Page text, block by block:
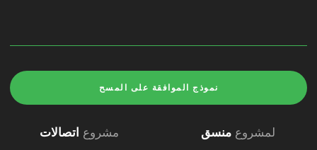
نموذج الموافقة على المسح
لمشروعمنسق مشروع اتصالات